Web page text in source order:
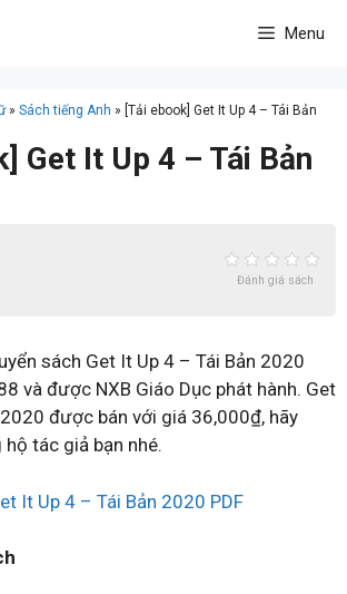
Menu
» Sách tiếng Anh » [Tải ebook] Get It Up 4 – Tái Bản
Get It Up 4 – Tái Bản
Đánh giá sách
sách Get It Up 4 – Tái Bản 2020
và được NXB Giáo Dục phát hành. Get
được bán với giá 36,000₫, hãy
tác giả bạn nhé.
It Up 4 – Tái Bản 2020 PDF